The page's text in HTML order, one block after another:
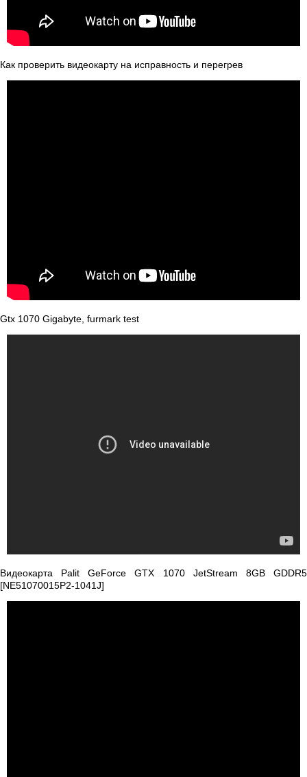
Как проверить видеокарту на исправность и перегрев
Gtx 1070 Gigabyte, furmark test
Видеокарта Palit GeForce GTX 1070 JetStream 8GB GDDR5
[NE51070015P2-1041J]